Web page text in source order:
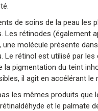
de soins de la peau
rétinodes (également
molécule présente
Le rétinol est utilisé par
la pigmentation du teint
il agit en accélérant
les mêmes produits que
et le palmate